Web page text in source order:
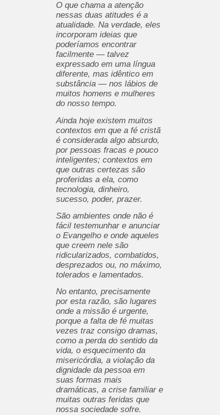
O que chama a atenção
nessas duas atitudes é a
atualidade. Na verdade, eles
incorporam ideias que
poderíamos encontrar
facilmente — talvez
expressado em uma língua
diferente, mas idêntico em
substância — nos lábios de
muitos homens e mulheres
do nosso tempo.
Ainda hoje existem muitos
contextos em que a fé cristã
é considerada algo absurdo,
por pessoas fracas e pouco
inteligentes; contextos em
que outras certezas são
proferidas a ela, como
tecnologia, dinheiro,
sucesso, poder, prazer.
São ambientes onde não é
fácil testemunhar e anunciar
o Evangelho e onde aqueles
que creem nele são
ridicularizados, combatidos,
desprezados ou, no máximo,
tolerados e lamentados.
No entanto, precisamente
por esta razão, são lugares
onde a missão é urgente,
porque a falta de fé muitas
vezes traz consigo dramas,
como a perda do sentido da
vida, o esquecimento da
misericórdia, a violação da
dignidade da pessoa em
suas formas mais
dramáticas, a crise familiar e
muitas outras feridas que
nossa sociedade sofre.